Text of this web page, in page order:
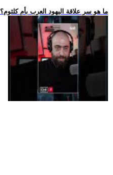
.. ما هو سر علاقة اليهود العرب بأم كلثوم؟